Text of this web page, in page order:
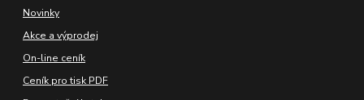
Novinky
Akce a výprodej
On-line ceník
Ceník pro tisk PDF